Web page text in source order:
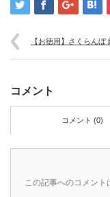
【お徳用】さくらん
コメント
コメント (0)
この記事へのコメント